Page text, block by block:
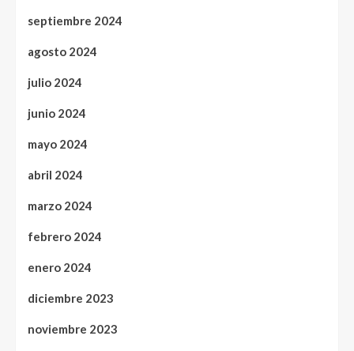
septiembre 2024
agosto 2024
julio 2024
junio 2024
mayo 2024
abril 2024
marzo 2024
febrero 2024
enero 2024
diciembre 2023
noviembre 2023